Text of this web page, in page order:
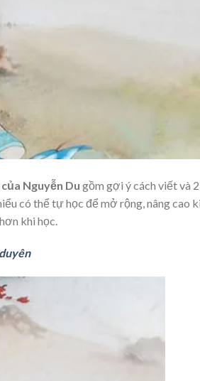
Nguyễn Du gồm gợi ý cách viết và 2
có thể tự học để mở rộng, nâng cao
khi học.